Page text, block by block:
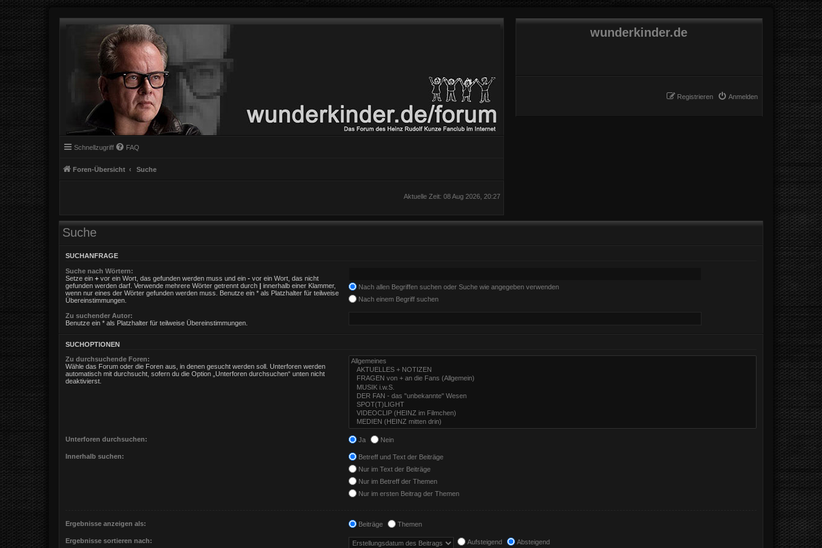
wunderkinder.de
Anmelden
Registrieren
Schnellzugriff FAQ
Foren-Übersicht Suche
Aktuelle Zeit: 08 Aug 2026, 20:27
Suche
SUCHANFRAGE
Suche nach Wörtern:
Setze ein + vor ein Wort, das gefunden werden muss und ein - vor ein Wort, das nicht
gefunden werden darf. Verwende mehrere Wörter getrennt durch | innerhalb einer Klammer,
wenn nur eines der Wörter gefunden werden muss. Benutze ein * als Platzhalter für teilweise
Übereinstimmungen.
Nach allen Begriffen suchen oder Suche wie angegeben verwenden
Nach einem Begriff suchen
Zu suchender Autor:
Benutze ein * als Platzhalter für teilweise Übereinstimmungen.
SUCHOPTIONEN
Zu durchsuchende Foren:
Wähle das Forum oder die Foren aus, in denen gesucht werden soll. Unterforen werden
automatisch mit durchsucht, sofern du die Option „Unterforen durchsuchen“ unten nicht
deaktivierst.
Unterforen durchsuchen: Ja Nein
Innerhalb suchen:
Betreff und Text der Beiträge
Nur im Text der Beiträge
Nur im Betreff der Themen
Nur im ersten Beitrag der Themen
Ergebnisse anzeigen als: Beiträge Themen
Ergebnisse sortieren nach: Aufsteigend Absteigend